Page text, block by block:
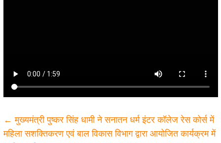
← मुख्यमंत्री पुष्कर सिंह धामी ने सनातन धर्म इंटर कॉलेज रेस कोर्स में
महिला सशक्तिकरण एवं बाल विकास विभाग द्वारा आयोजित कार्यक्रम में